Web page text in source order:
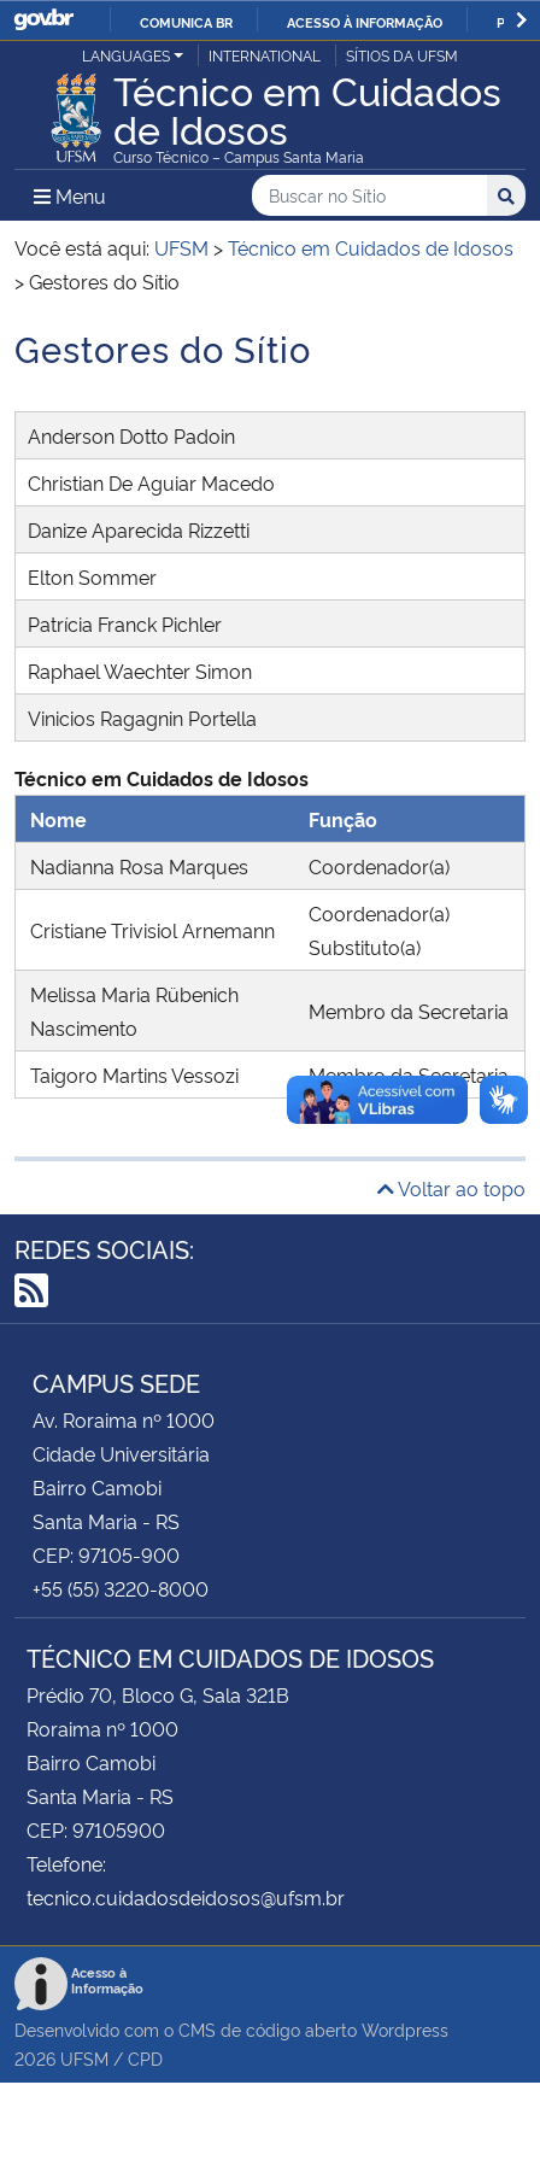
IR
PARA
O
CONTEÚDO
COMUNICA BR ACESSO À INFORMAÇÃO
Ministério da Justiça e Segurança Pública
Ministério da Defesa
Ministério das Relações Exteriores
Ministério da Infraestrutura
Ministério da Agricultura, Pecuária e Abastecimento
Ministério da Educação
Ministério da Cidadania
Ministério da Saúde
Ministério de Minas e Energia
Ministério do Meio Ambiente
Ministério do Turismo
Ministério do Desenvolvimento Regional
Controladoria-Geral da União
Ministério da Mulher, da Família e dos Direitos Humanos
Gabinete de Segurança Institucional
Advocacia-Geral da União
Banco Central do Brasil
Planalto
LANGUAGES INTERNATIONAL SÍTIOS DA UFSM
Técnico em Cuidados
de Idosos
Curso Técnico – Campus Santa Maria
Menu Menu Principal do Sítio
Busca
Buscar no no Sítio
Busca:
Você está aqui: UFSM >Técnico em Cuidados de Idosos
>Gestores do Sítio
Início do conteúdo
Gestores do Sítio
Anderson Dotto Padoin
Christian De Aguiar Macedo
Danize Aparecida Rizzetti
Elton Sommer
Patrícia Franck Pichler
Raphael Waechter Simon
Vinicios Ragagnin Portella
Técnico em Cuidados de Idosos
Nome
Função
Nadianna Rosa Marques
Coordenador(a)
Cristiane Trivisiol Arnemann
Coordenador(a)
Substituto(a)
Melissa Maria Rübenich
Nascimento
Membro da Secretaria
Taigoro Martins Vessozi Membro da Secretaria
Voltar ao topo
REDES SOCIAIS:
RSS
CAMPUS SEDE
Av. Roraima nº 1000
Cidade Universitária
Bairro Camobi
Santa Maria - RS
CEP: 97105-900
+55 (55) 3220-8000
TÉCNICO EM CUIDADOS DE IDOSOS
Prédio 70, Bloco G, Sala 321B
Roraima nº 1000
Bairro Camobi
Santa Maria - RS
CEP: 97105900
Telefone:
tecnico.cuidadosdeidosos@ufsm.br
Acesso à
Informação
Desenvolvido com o CMS de código aberto Wordpress
2026 UFSM / CPD